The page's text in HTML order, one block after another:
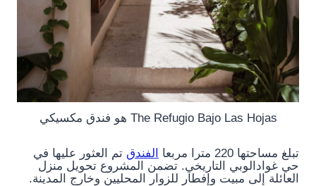
The Refugio Bajo Las Hojas هو فندق مكسيكي
تبلغ مساحتها 220 مترا مربعا الفندق تم العثور عليها في
حي غوادالوبي التاريخي. تضمن المشروع تحويل منزل
العائلة إلى مبيت وإفطار للزوار المحليين وخارج المدينة.